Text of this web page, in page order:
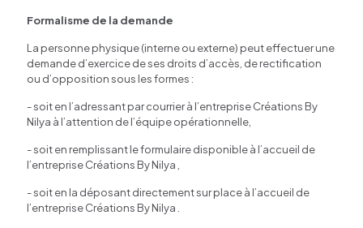
Formalisme de la demande
La personne physique (interne ou externe) peut effectuer une
demande d’exercice de ses droits d’accès, de rectification
ou d’opposition sous les formes :
- soit en l’adressant par courrier à l’entreprise Créations By
Nilya à l’attention de l’équipe opérationnelle,
- soit en remplissant le formulaire disponible à l’accueil de
l’entreprise Créations By Nilya ,
- soit en la déposant directement sur place à l’accueil de
l’entreprise Créations By Nilya .